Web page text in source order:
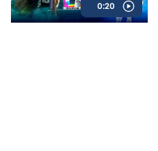
0:20